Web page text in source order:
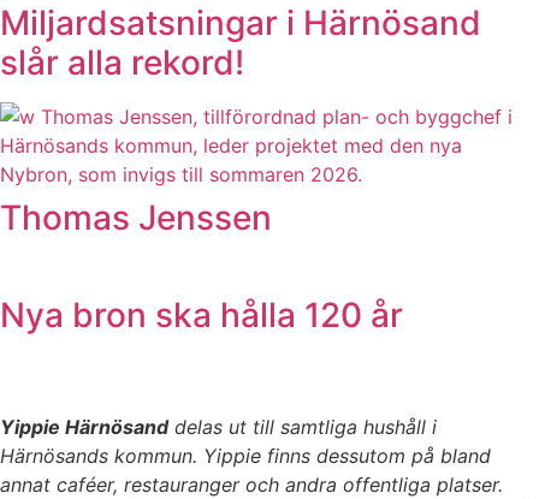
Miljardsatsningar i Härnösand
slår alla rekord!
Thomas Jenssen
Nya bron ska hålla 120 år
Yippie Härnösanddelas ut till samtliga hushåll i
Härnösands kommun. Yippie finns dessutom på bland
annat caféer, restauranger och andra offentliga platser.